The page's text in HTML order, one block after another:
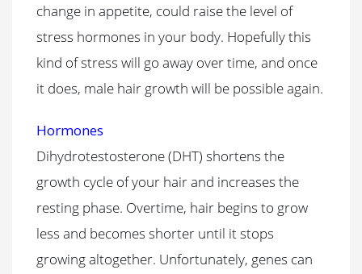
change in appetite, could raise the level of
stress hormones in your body. Hopefully this
kind of stress will go away over time, and once
it does, male hair growth will be possible again.
Hormones
Dihydrotestosterone (DHT) shortens the
growth cycle of your hair and increases the
resting phase. Overtime, hair begins to grow
less and becomes shorter until it stops
growing altogether. Unfortunately, genes can